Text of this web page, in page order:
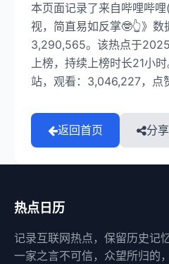
本页面记录了来自哔哩哔
视，简直易如反掌🤓👆》
3,290,565。该热点于
上榜，持续上榜时长21小
站，观看：3,046,227，点
返回首页 分享
热点日历
记录互联网热点，保留历史记忆
一家之言不可信，众望所归的